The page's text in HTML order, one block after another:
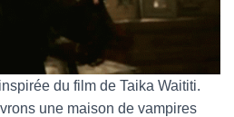
du film de Taika Waititi.
une maison de vampires